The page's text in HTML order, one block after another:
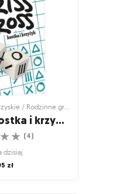
☆ (217 )
dzisiaj
,95zł
Gry planszowe i towarzyskie / Rodzinne gry planszowe
Criss Cross: Kostka i krzyżyk
☆
☆ (4)
dzisiaj
zł